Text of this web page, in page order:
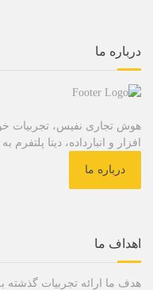
درباره ما
هوش تجاری نفیس، تجربیات
افزار و انبارداده، دیتا پلتفرم
درباره ما
اهداف ما
هدف ما ارائه تجربیات